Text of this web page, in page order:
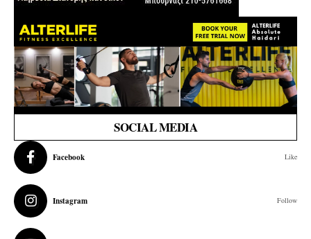
SOCIAL MEDIA
Facebook Like
Instagram Follow